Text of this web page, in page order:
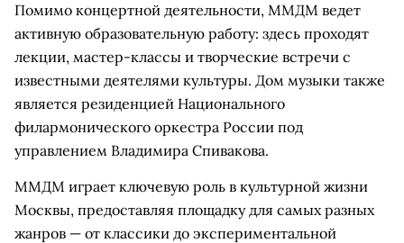
Помимо концертной деятельности, ММДМ ведет
активную образовательную работу: здесь проходят
лекции, мастер-классы и творческие встречи с
известными деятелями культуры. Дом музыки также
является резиденцией Национального
филармонического оркестра России под
управлением Владимира Спивакова.
ММДМ играет ключевую роль в культурной жизни
Москвы, предоставляя площадку для самых разных
жанров — от классики до экспериментальной